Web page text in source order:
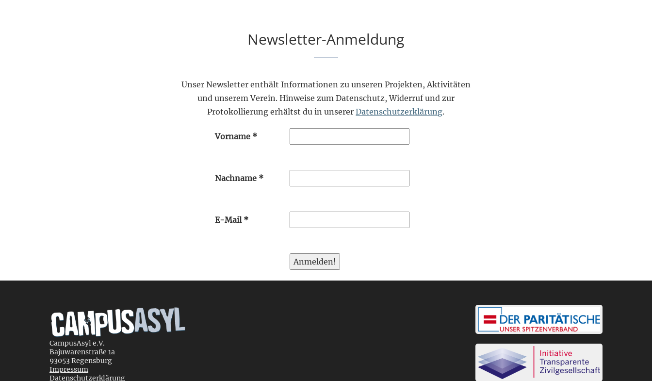
Newsletter-Anmeldung
Unser Newsletter enthält Informationen zu unseren Projekten, Aktivitäten
und unserem Verein. Hinweise zum Datenschutz, Widerruf und zur
Protokollierung erhältst du in unsererDatenschutzerklärung.
Vorname *
Nachname *
E-Mail *
CampusAsyl e.V.
Bajuwarenstraße 1a
93053 Regensburg
Impressum
Datenschutzerklärung